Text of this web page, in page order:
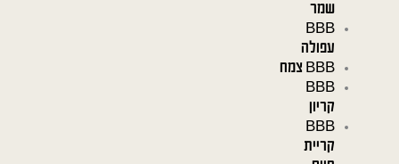
שמר
BBB
עפולה
BBB צמח
BBB
קריון
BBB
קריית